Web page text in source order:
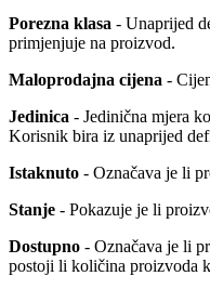
Porezna klasa - Unaprijed
primjenjuje na proizvod.
Maloprodajna cijena -
Jedinica - Jedinična mjera
Korisnik bira iz unaprijed
Istaknuto - Označava je li
Stanje - Pokazuje je li
Dostupno - Označava je li
postoji li količina proizvoda